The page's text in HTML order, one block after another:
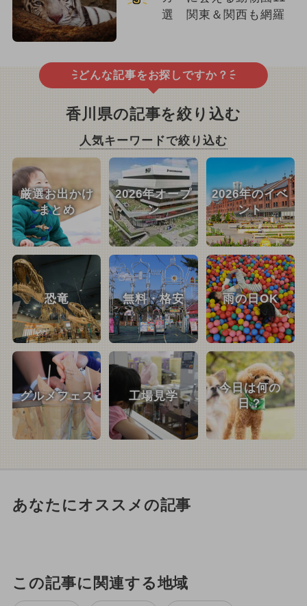
選 関東＆関西も網羅
どんな記事をお探しですか？
香川県の記事を絞り込む
人気キーワードで絞り込む
厳選お出かけ
まとめ
2026年オープ
ン
2026年のイベ
ント
恐竜 無料・格安 雨の日OK
グルメフェス 工場見学
今日は何の
日？
あなたにオススメの記事
この記事に関連する地域